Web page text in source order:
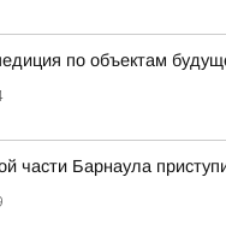
по объектам
части Барнаула